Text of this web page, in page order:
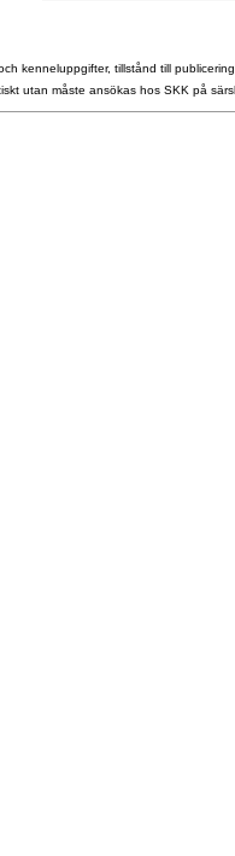
kenneluppgifter, tillstånd till
utan måste ansökas hos SKK på